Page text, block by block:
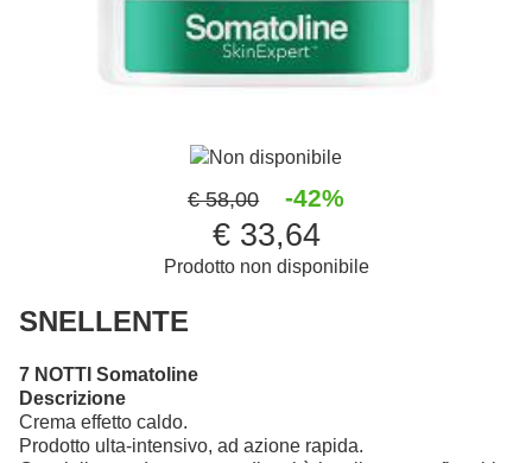
Non disponibile
€ 58,00 -42%
€ 33,64
Prodotto non disponibile
SNELLENTE
7 NOTTI Somatoline
Descrizione
Crema effetto caldo.
Prodotto ulta-intensivo, ad azione rapida.